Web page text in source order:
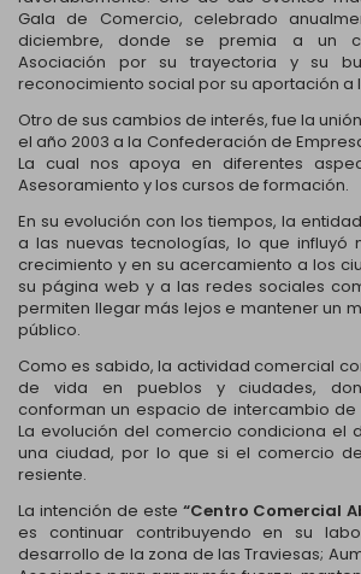
Gala de Comercio, celebrado
diciembre, donde se premia a un
Asociación por su trayectoria y su
reconocimiento social por su aportación a
Otro de sus cambios de interés, fue la
el año 2003 a la Confederación de
La cual nos apoya en diferentes
Asesoramiento y los cursos de formación.
En su evolución con los tiempos, la
a las nuevas tecnologías, lo que influyó
crecimiento y en su acercamiento a los
su página web y a las redes sociales
permiten llegar más lejos e mantener un
público.
Como es sabido, la actividad comercial
de vida en pueblos y ciudades,
conforman un espacio de intercambio de
La evolución del comercio condiciona el
una ciudad, por lo que si el comercio
resiente.
La intención de este “Centro Comercial
es continuar contribuyendo en su
desarrollo de la zona de las Traviesas;